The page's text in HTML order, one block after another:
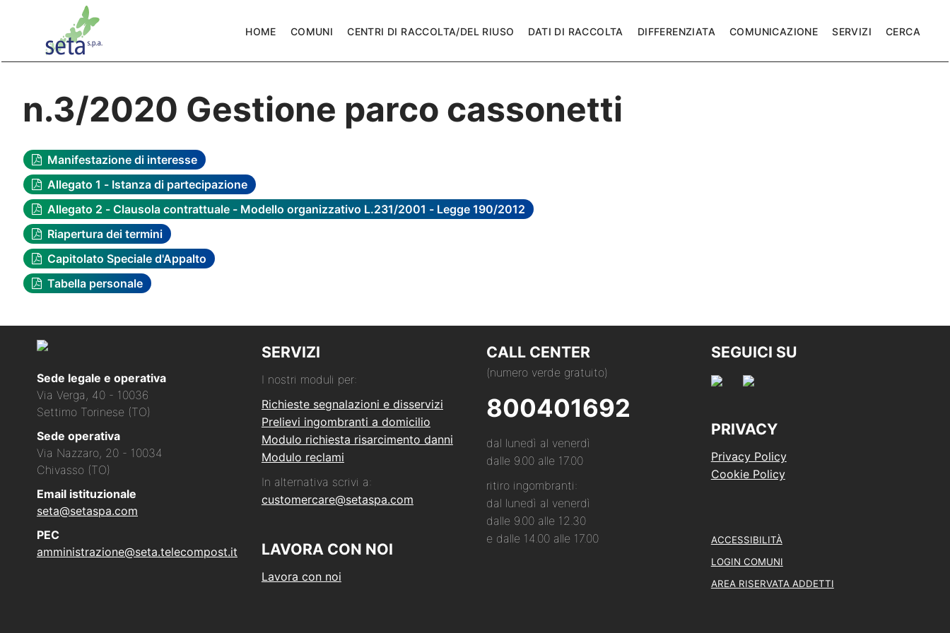
HOME COMUNI CENTRI DI RACCOLTA/DEL RIUSO DATI DI RACCOLTA DIFFERENZIATA COMUNICAZIONE SERVIZI CERCA
n.3/2020 Gestione parco cassonetti
Manifestazione di interesse
Allegato 1 - Istanza di partecipazione
Allegato 2 - Clausola contrattuale - Modello organizzativo L.231/2001 - Legge 190/2012
Riapertura dei termini
Capitolato Speciale d'Appalto
Tabella personale
Sede legale e operativa
Via Verga, 40 - 10036
Settimo Torinese (TO)
Sede operativa
Via Nazzaro, 20 - 10034
Chivasso (TO)
Email istituzionale
seta@setaspa.com
PEC
amministrazione@seta.telecompost.it
SERVIZI
I nostri moduli per:
Richieste segnalazioni e disservizi
Prelievi ingombranti a domicilio
Modulo richiesta risarcimento danni
Modulo reclami
In alternativa scrivi a:
customercare@setaspa.com
LAVORA CON NOI
Lavora con noi
CALL CENTER
(numero verde gratuito)
800401692
dal lunedì al venerdì
dalle 9.00 alle 17.00
ritiro ingombranti:
dal lunedì al venerdì
dalle 9.00 alle 12.30
e dalle 14.00 alle 17.00
SEGUICI SU
PRIVACY
Privacy Policy
Cookie Policy
ACCESSIBILITÀ
LOGIN COMUNI
AREA RISERVATA ADDETTI